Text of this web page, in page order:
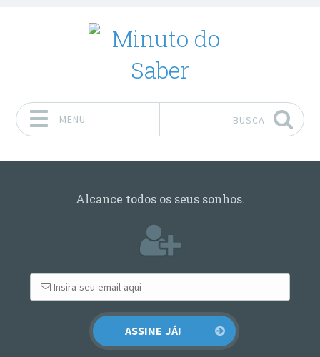
MENU BUSCA
Alcance todos os seus sonhos.